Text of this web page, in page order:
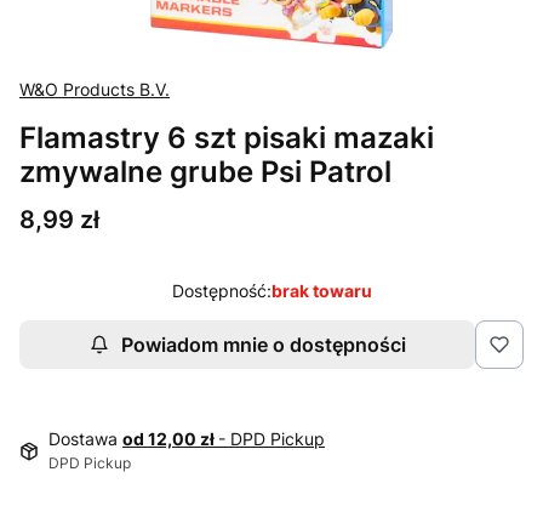
W&O Products B.V.
Flamastry 6 szt pisaki mazaki
zmywalne grube Psi Patrol
Cena
8,99 zł
Dostępność:brak towaru
Powiadom mnie o dostępności
Dostawa od 12,00 zł - DPD Pickup
DPD Pickup